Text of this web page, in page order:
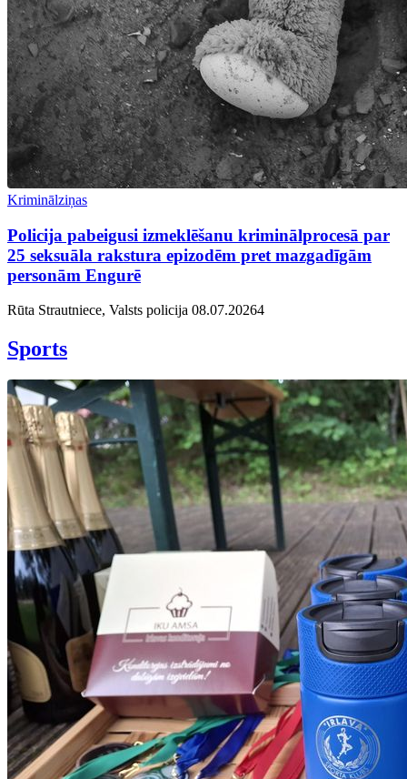
Kriminālziņas
Policija pabeigusi izmeklēšanu kriminālprocesā par
25 seksuāla rakstura epizodēm pret mazgadīgām
personām Engurē
Rūta Strautniece, Valsts policija 08.07.20264
Sports